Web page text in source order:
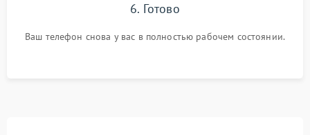
6. Готово
Ваш телефон снова у вас в полностью рабочем состоянии.